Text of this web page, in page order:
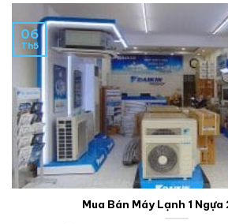
Mua Bán Máy Lạnh 1 Ngựa
06
Th5